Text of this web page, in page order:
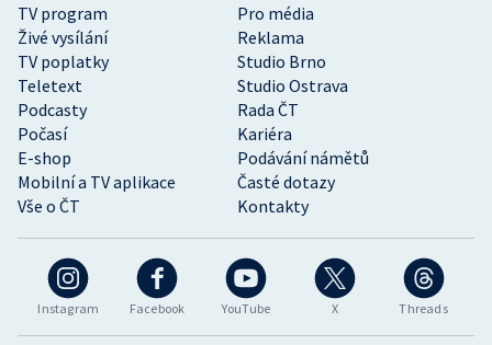
Instagram Facebook YouTube X Threads
TV program
Pro média
Živé vysílání
Reklama
TV poplatky
Studio Brno
Teletext
Studio Ostrava
Podcasty
Rada ČT
Počasí
Kariéra
E-shop
Podávání námětů
Mobilní a TV aplikace
Časté dotazy
Vše o ČT
Kontakty